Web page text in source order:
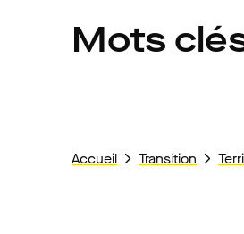
Mots
Accueil Transition